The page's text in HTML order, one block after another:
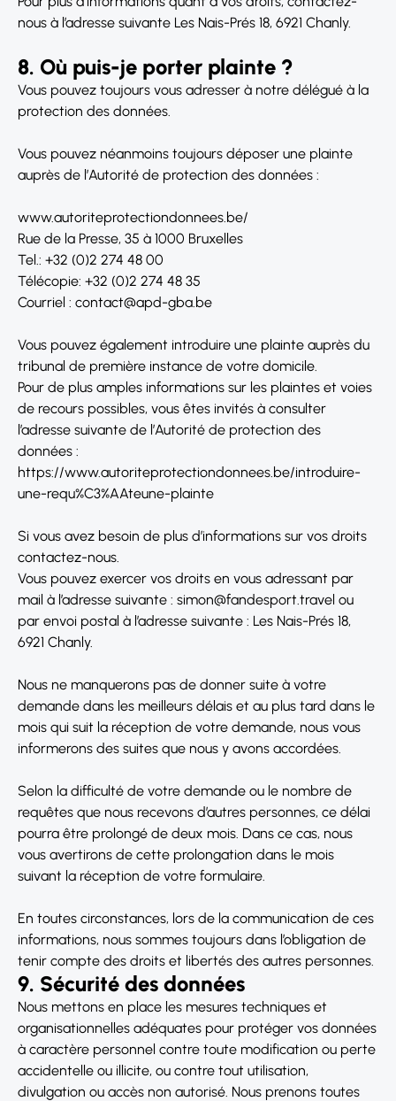
nous à l’adresse suivante Les Nais-Prés 18, 6921 Chanly.
8. Où puis-je porter plainte ?
Vous pouvez toujours vous adresser à notre délégué à la
protection des données.
Vous pouvez néanmoins toujours déposer une plainte
auprès de l’Autorité de protection des données :
www.autoriteprotectiondonnees.be/
Rue de la Presse, 35 à 1000 Bruxelles
Tel.: +32 (0)2 274 48 00
Télécopie: +32 (0)2 274 48 35
Courriel : contact@apd-gba.be
Vous pouvez également introduire une plainte auprès du
tribunal de première instance de votre domicile.
Pour de plus amples informations sur les plaintes et voies
de recours possibles, vous êtes invités à consulter
l’adresse suivante de l’Autorité de protection des
données :
https://www.autoriteprotectiondonnees.be/introduire-
une-requ%C3%AAteune-plainte
Si vous avez besoin de plus d’informations sur vos droits
contactez-nous.
Vous pouvez exercer vos droits en vous adressant par
mail à l’adresse suivante : simon@fandesport.travel ou
par envoi postal à l’adresse suivante : Les Nais-Prés 18,
6921 Chanly.
Nous ne manquerons pas de donner suite à votre
demande dans les meilleurs délais et au plus tard dans le
mois qui suit la réception de votre demande, nous vous
informerons des suites que nous y avons accordées.
Selon la difficulté de votre demande ou le nombre de
requêtes que nous recevons d’autres personnes, ce délai
pourra être prolongé de deux mois. Dans ce cas, nous
vous avertirons de cette prolongation dans le mois
suivant la réception de votre formulaire.
En toutes circonstances, lors de la communication de ces
informations, nous sommes toujours dans l’obligation de
tenir compte des droits et libertés des autres personnes.
9. Sécurité des données
Nous mettons en place les mesures techniques et
organisationnelles adéquates pour protéger vos données
à caractère personnel contre toute modification ou perte
accidentelle ou illicite, ou contre tout utilisation,
divulgation ou accès non autorisé. Nous prenons toutes